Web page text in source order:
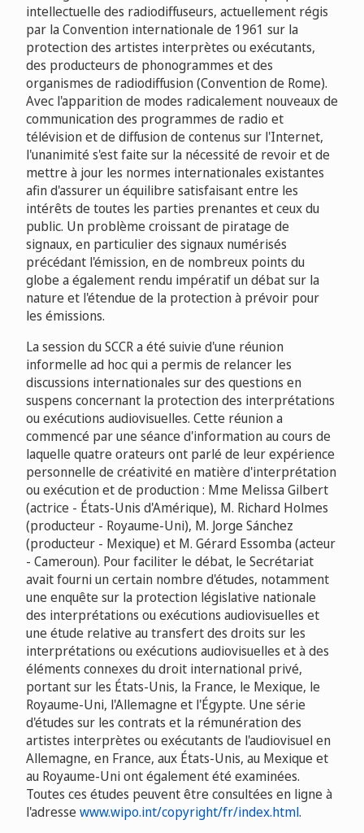
intellectuelle des radiodiffuseurs, actuellement régis
par la Convention internationale de 1961 sur la
protection des artistes interprètes ou exécutants,
des producteurs de phonogrammes et des
organismes de radiodiffusion (Convention de Rome).
Avec l'apparition de modes radicalement nouveaux de
communication des programmes de radio et
télévision et de diffusion de contenus sur l'Internet,
l'unanimité s'est faite sur la nécessité de revoir et de
mettre à jour les normes internationales existantes
afin d'assurer un équilibre satisfaisant entre les
intérêts de toutes les parties prenantes et ceux du
public. Un problème croissant de piratage de
signaux, en particulier des signaux numérisés
précédant l'émission, en de nombreux points du
globe a également rendu impératif un débat sur la
nature et l'étendue de la protection à prévoir pour
les émissions.
La session du SCCR a été suivie d'une réunion
informelle ad hoc qui a permis de relancer les
discussions internationales sur des questions en
suspens concernant la protection des interprétations
ou exécutions audiovisuelles. Cette réunion a
commencé par une séance d'information au cours de
laquelle quatre orateurs ont parlé de leur expérience
personnelle de créativité en matière d'interprétation
ou exécution et de production : Mme Melissa Gilbert
(actrice - États-Unis d'Amérique), M. Richard Holmes
(producteur - Royaume-Uni), M. Jorge Sánchez
(producteur - Mexique) et M. Gérard Essomba (acteur
- Cameroun). Pour faciliter le débat, le Secrétariat
avait fourni un certain nombre d'études, notamment
une enquête sur la protection législative nationale
des interprétations ou exécutions audiovisuelles et
une étude relative au transfert des droits sur les
interprétations ou exécutions audiovisuelles et à des
éléments connexes du droit international privé,
portant sur les États-Unis, la France, le Mexique, le
Royaume-Uni, l'Allemagne et l'Égypte. Une série
d'études sur les contrats et la rémunération des
artistes interprètes ou exécutants de l'audiovisuel en
Allemagne, en France, aux États-Unis, au Mexique et
au Royaume-Uni ont également été examinées.
Toutes ces études peuvent être consultées en ligne à
l'adressewww.wipo.int/copyright/fr/index.html.